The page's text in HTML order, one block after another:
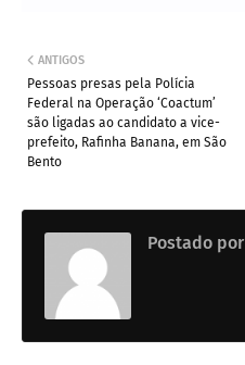
ANTIGOS
Pessoas presas pela Polícia
Federal na Operação ‘Coactum’
são ligadas ao candidato a vice-
prefeito, Rafinha Banana, em São
Bento
Postado por